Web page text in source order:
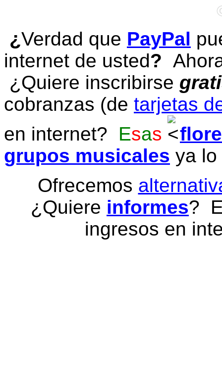
¿Verdad que PayPal
internet de usted?
¿Quiere inscribirse
cobranzas (de tarjetas
en internet? Esas
grupos musicales ya
Ofrecemos
¿Quiere informes?
ingresos en